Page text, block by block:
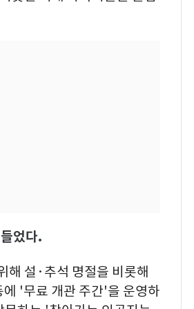
었다.
해 설·추석 명절을 비롯해
'무료 개관 주간'을 운영하